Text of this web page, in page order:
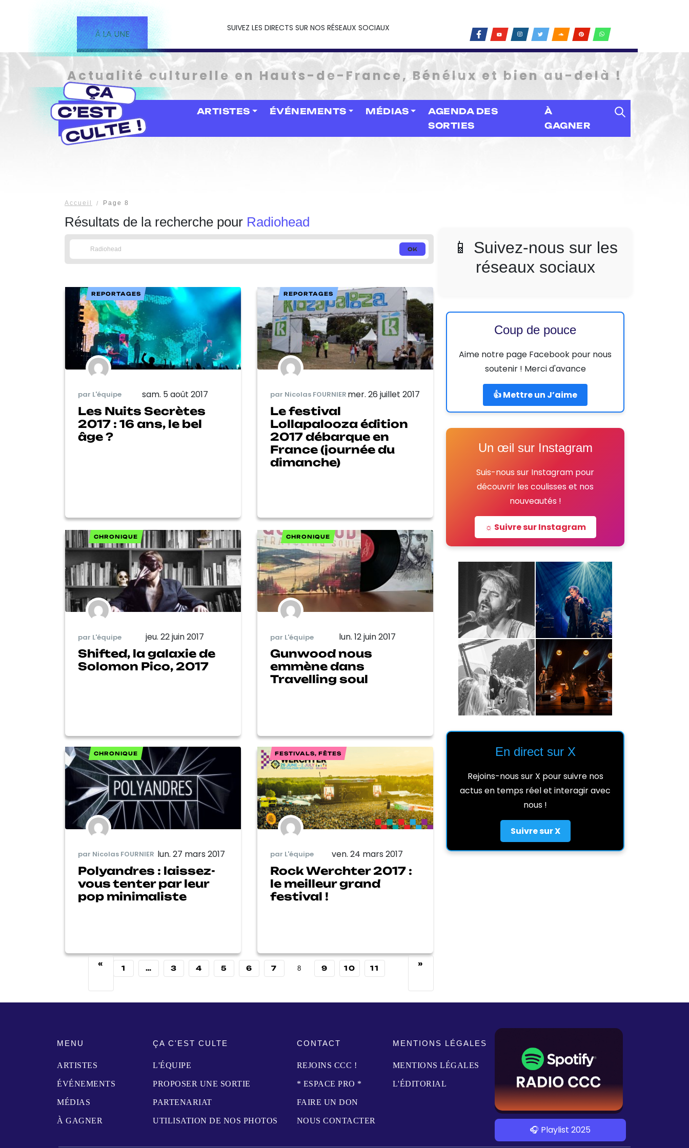
À LA UNE
SUIVEZ LES DIRECTS SUR NOS RÉSEAUX SOCIAUX
Actualité culturelle en Hauts-de-France, Bénélux et bien au-delà !
ARTISTES ÉVÉNEMENTS MÉDIAS
AGENDA DES
SORTIES
À
GAGNER
Accueil Page 8
Résultats de la recherche pour Radiohead
REPORTAGES
par L'équipe sam. 5 août 2017
Les Nuits Secrètes
2017 : 16 ans, le bel
âge ?
REPORTAGES
par Nicolas FOURNIER mer. 26 juillet 2017
Le festival
Lollapalooza édition
2017 débarque en
France (journée du
dimanche)
CHRONIQUE
par L'équipe jeu. 22 juin 2017
Shifted, la galaxie de
Solomon Pico, 2017
CHRONIQUE
par L'équipe lun. 12 juin 2017
Gunwood nous
emmène dans
Travelling soul
CHRONIQUE
par Nicolas FOURNIER lun. 27 mars 2017
Polyandres : laissez-
vous tenter par leur
pop minimaliste
FESTIVALS, FÊTES
par L'équipe ven. 24 mars 2017
Rock Werchter 2017 :
le meilleur grand
festival !
«
1 … 3 4 5 6 7 8 9 10 11
»
📱 Suivez-nous sur les
réseaux sociaux
Coup de pouce
Aime notre page Facebook pour nous
soutenir ! Merci d'avance
👍 Mettre un J’aime
Un œil sur Instagram
Suis-nous sur Instagram pour
découvrir les coulisses et nos
nouveautés !
☼ Suivre sur Instagram
En direct sur X
Rejoins-nous sur X pour suivre nos
actus en temps réel et interagir avec
nous !
Suivre sur X
MENU
ARTISTES
ÉVÉNEMENTS
MÉDIAS
À GAGNER
ÇA C'EST CULTE
L'ÉQUIPE
PROPOSER UNE SORTIE
PARTENARIAT
UTILISATION DE NOS PHOTOS
CONTACT
REJOINS CCC !
* ESPACE PRO *
FAIRE UN DON
NOUS CONTACTER
MENTIONS LÉGALES
MENTIONS LÉGALES
L'ÉDITORIAL
🎧 Playlist 2025